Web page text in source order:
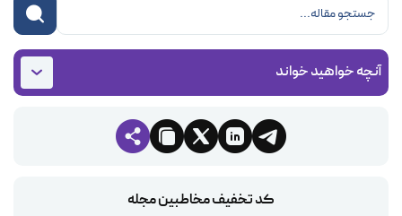
آنچه خواهید خواند
کد تخفیف مخاطبین مجله